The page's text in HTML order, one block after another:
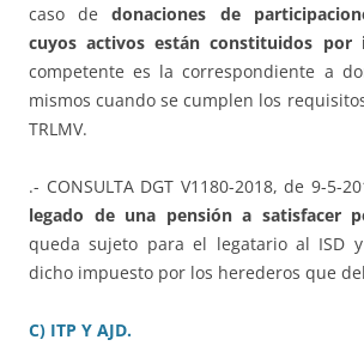
caso dedonaciones de
cuyos activos están constituidos por
competente es la correspondiente a
mismos cuando se cumplen los
TRLMV.
.- CONSULTA DGT V1180-2018, de 9-5-
legado de una pensión a satisfacer
queda sujeto para el legatario al ISD
dicho impuesto por los herederos que
C) ITP Y AJD.